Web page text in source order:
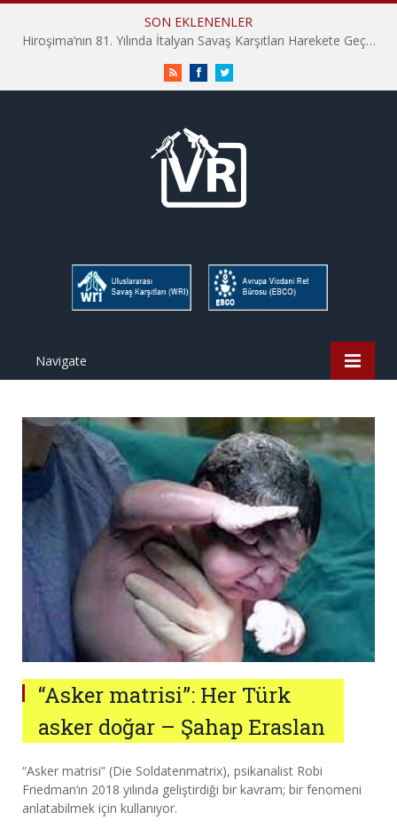
SON EKLENENLER
Hiroşima’nın 81. Yılında İtalyan Savaş Karşıtları Harekete Geçti: “Hatırlamak yeterli değil”
RSS FacebookTwitter
Navigate
“Asker matrisi”: Her Türk
asker doğar – Şahap Eraslan
“Asker matrisi” (Die Soldatenmatrix), psikanalist Robi
Friedman’ın 2018 yılında geliştirdiği bir kavram; bir fenomeni
anlatabilmek için kullanıyor.